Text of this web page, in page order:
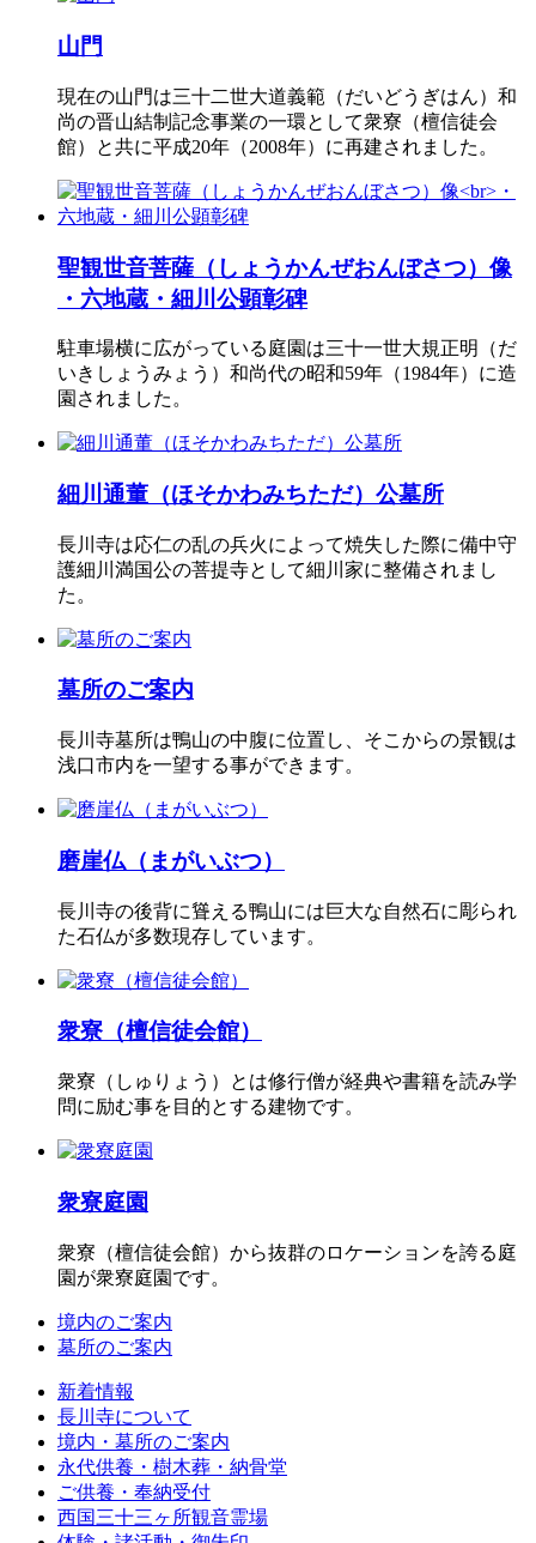
山門
現在の山門は三十二世大道義範（だいどうぎはん）和
尚の晋山結制記念事業の一環として衆寮（檀信徒会
館）と共に平成20年（2008年）に再建されました。
聖観世音菩薩（しょうかんぜおんぼさつ）像
・六地蔵・細川公顕彰碑
駐車場横に広がっている庭園は三十一世大規正明（だ
いきしょうみょう）和尚代の昭和59年（1984年）に造
園されました。
細川通董（ほそかわみちただ）公墓所
長川寺は応仁の乱の兵火によって焼失した際に備中守
護細川満国公の菩提寺として細川家に整備されまし
た。
墓所のご案内
長川寺墓所は鴨山の中腹に位置し、そこからの景観は
浅口市内を一望する事ができます。
磨崖仏（まがいぶつ）
長川寺の後背に聳える鴨山には巨大な自然石に彫られ
た石仏が多数現存しています。
衆寮（檀信徒会館）
衆寮（しゅりょう）とは修行僧が経典や書籍を読み学
問に励む事を目的とする建物です。
衆寮庭園
衆寮（檀信徒会館）から抜群のロケーションを誇る庭
園が衆寮庭園です。
境内のご案内
墓所のご案内
新着情報
長川寺について
境内・墓所のご案内
永代供養・樹木葬・納骨堂
ご供養・奉納受付
西国三十三ヶ所観音霊場